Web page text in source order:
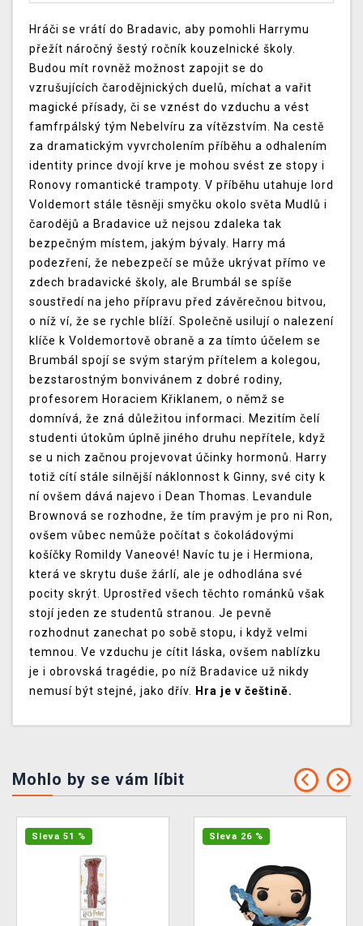
Hráči se vrátí do Bradavic, aby pomohli Harrymu
přežít náročný šestý ročník kouzelnické školy.
Budou mít rovněž možnost zapojit se do
vzrušujících čarodějnických duelů, míchat a vařit
magické přísady, či se vznést do vzduchu a vést
famfrpálský tým Nebelvíru za vítězstvím. Na cestě
za dramatickým vyvrcholením příběhu a odhalením
identity prince dvojí krve je mohou svést ze stopy i
Ronovy romantické trampoty. V příběhu utahuje lord
Voldemort stále těsněji smyčku okolo světa Mudlů i
čarodějů a Bradavice už nejsou zdaleka tak
bezpečným místem, jakým bývaly. Harry má
podezření, že nebezpečí se může ukrývat přímo ve
zdech bradavické školy, ale Brumbál se spíše
soustředí na jeho přípravu před závěrečnou bitvou,
o níž ví, že se rychle blíží. Společně usilují o nalezení
klíče k Voldemortově obraně a za tímto účelem se
Brumbál spojí se svým starým přítelem a kolegou,
bezstarostným bonvivánem z dobré rodiny,
profesorem Horaciem Křiklanem, o němž se
domnívá, že zná důležitou informaci. Mezitím čelí
studenti útokům úplně jiného druhu nepřítele, když
se u nich začnou projevovat účinky hormonů. Harry
totiž cítí stále silnější náklonnost k Ginny, své city k
ní ovšem dává najevo i Dean Thomas. Levandule
Brownová se rozhodne, že tím pravým je pro ni Ron,
ovšem vůbec nemůže počítat s čokoládovými
košíčky Romildy Vaneové! Navíc tu je i Hermiona,
která ve skrytu duše žárlí, ale je odhodlána své
pocity skrýt. Uprostřed všech těchto románků však
stojí jeden ze studentů stranou. Je pevně
rozhodnut zanechat po sobě stopu, i když velmi
temnou. Ve vzduchu je cítit láska, ovšem nablízku
je i obrovská tragédie, po níž Bradavice už nikdy
nemusí být stejné, jako dřív. Hra je v češtině.
Mohlo by se vám líbit
Sleva 51 % Sleva 26 %